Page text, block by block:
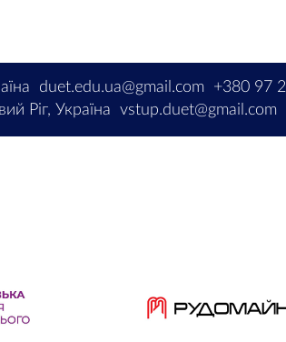
duet.edu.ua@gmail.com
+380 97
Ріг, Україна vstup.duet@gmail.com